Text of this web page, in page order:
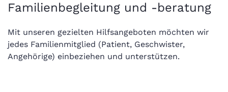
Familienbegleitung und -beratung
Mit unseren gezielten Hilfsangeboten möchten wir
jedes Familienmitglied (Patient, Geschwister,
Angehörige) einbeziehen und unterstützen.